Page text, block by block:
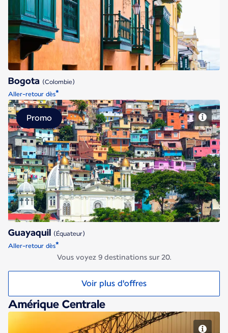
Bogota
Bogota (Colombie)
Aller-retour dès*
Guayaquil
Promo
Guayaquil (Équateur)
Aller-retour dès*
Vous voyez 9 destinations sur 20.
Voir plus d'offres
Amérique Centrale